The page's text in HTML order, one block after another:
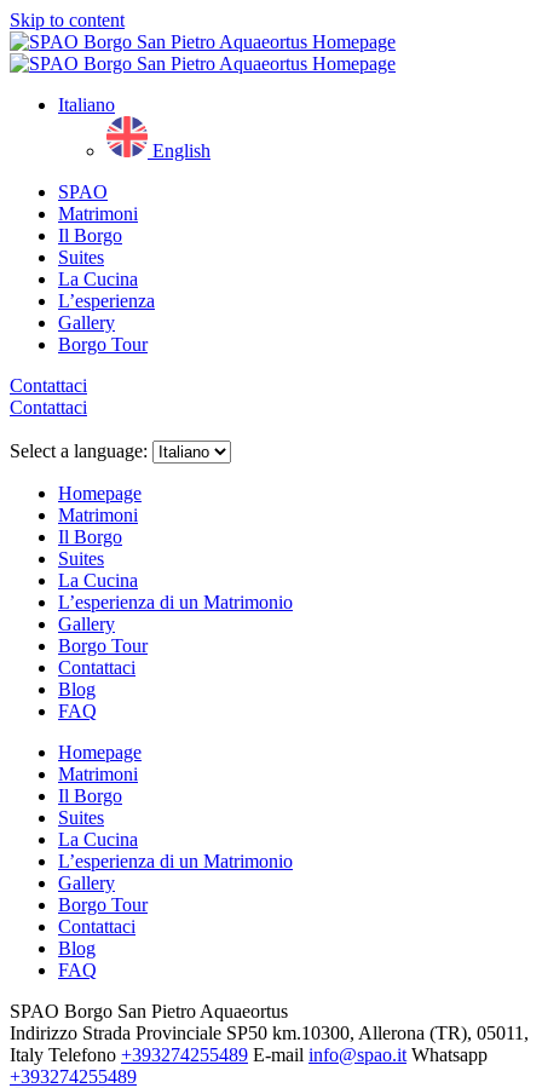
Skip to content
Italiano
English
SPAO
Matrimoni
Il Borgo
Suites
La Cucina
L’esperienza
Gallery
Borgo Tour
Contattaci
Contattaci
menu
Select a language:
Homepage
Matrimoni
Il Borgo
Suites
La Cucina
L’esperienza di un Matrimonio
Gallery
Borgo Tour
Contattaci
Blog
FAQ
Homepage
Matrimoni
Il Borgo
Suites
La Cucina
L’esperienza di un Matrimonio
Gallery
Borgo Tour
Contattaci
Blog
FAQ
SPAO Borgo San Pietro Aquaeortus
Indirizzo Strada Provinciale SP50 km.10300, Allerona (TR), 05011,
Italy Telefono +393274255489 E-mail info@spao.it Whatsapp
+393274255489